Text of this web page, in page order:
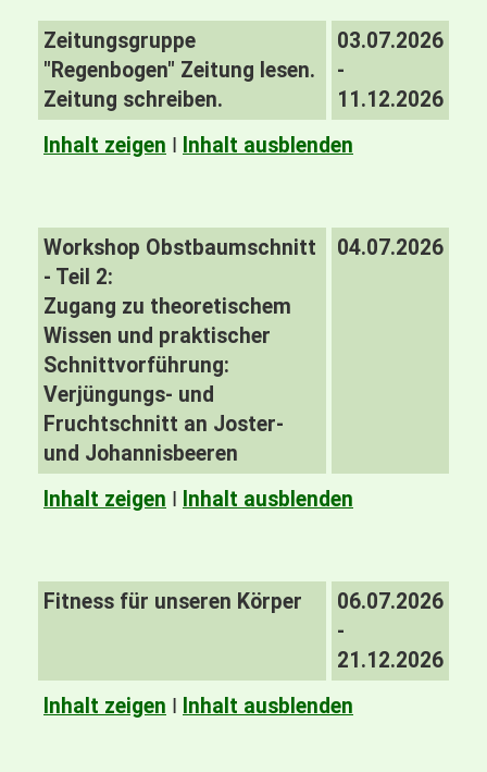
Zeitungsgruppe
"Regenbogen" Zeitung lesen.
Zeitung schreiben.
03.07.2026
-
11.12.2026
Inhalt zeigen I Inhalt ausblenden
Workshop Obstbaumschnitt
- Teil 2:
Zugang zu theoretischem
Wissen und praktischer
Schnittvorführung:
Verjüngungs- und
Fruchtschnitt an Joster-
und Johannisbeeren
04.07.2026
Inhalt zeigen I Inhalt ausblenden
Fitness für unseren Körper
06.07.2026
-
21.12.2026
Inhalt zeigen I Inhalt ausblenden